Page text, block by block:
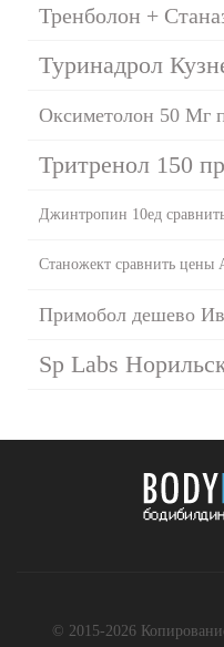
Тренболон +
Туринадрол
Оксиметолон 50 Мг
Тритренол 150
Джинтропин 10ед
Станожект сравнить цены
Примобол дешево
Sp Labs
© 2015-2026